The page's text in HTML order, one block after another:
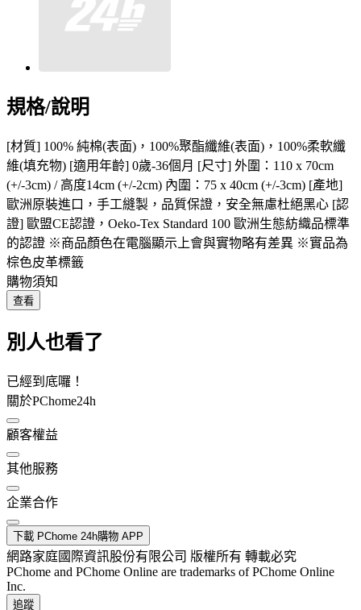
規格/說明
[材質] 100% 純棉(表面)，100%聚酯纖維(表面)，100%柔軟纖
維(填充物) [適用年齡] 0歲-36個月 [尺寸] 外圍：110 x 70cm
(+/-3cm) / 高度14cm (+/-2cm) 內圍：75 x 40cm (+/-3cm) [產地]
歐洲原裝進口，手工縫製，品質保證，安全無慮杜絕黑心 [認
證] 歐盟CE認證，Oeko-Tex Standard 100 歐洲生態紡織品標準
的認證 ※商品顏色在電腦顯示上會與實物略有差異 ※實品為
棕色皮革標籤
購物須知
查看
別人也看了
已經到底囉！
關於PChome24h
顧客權益
其他服務
企業合作
下載 PChome 24h購物 APP
網路家庭國際資訊股份有限公司 版權所有 轉載必究
PChome and PChome Online are trademarks of PChome Online
Inc.
追蹤